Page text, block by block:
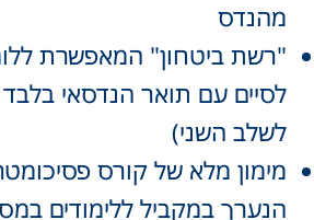
מהנדס
"רשת ביטחון" המאפשרת
לסיים עם תואר הנדסאי
לשלב השני)
מימון מלא של קורס
הנערך במקביל ללימודים